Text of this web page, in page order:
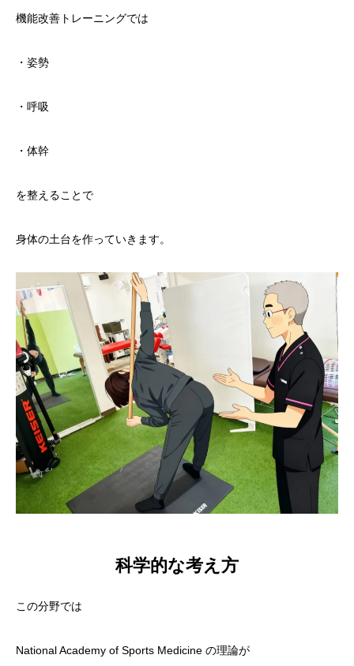
機能改善トレーニングでは
・姿勢
・呼吸
・体幹
を整えることで
身体の土台を作っていきます。
科学的な考え方
この分野では
National Academy of Sports Medicine の理論が